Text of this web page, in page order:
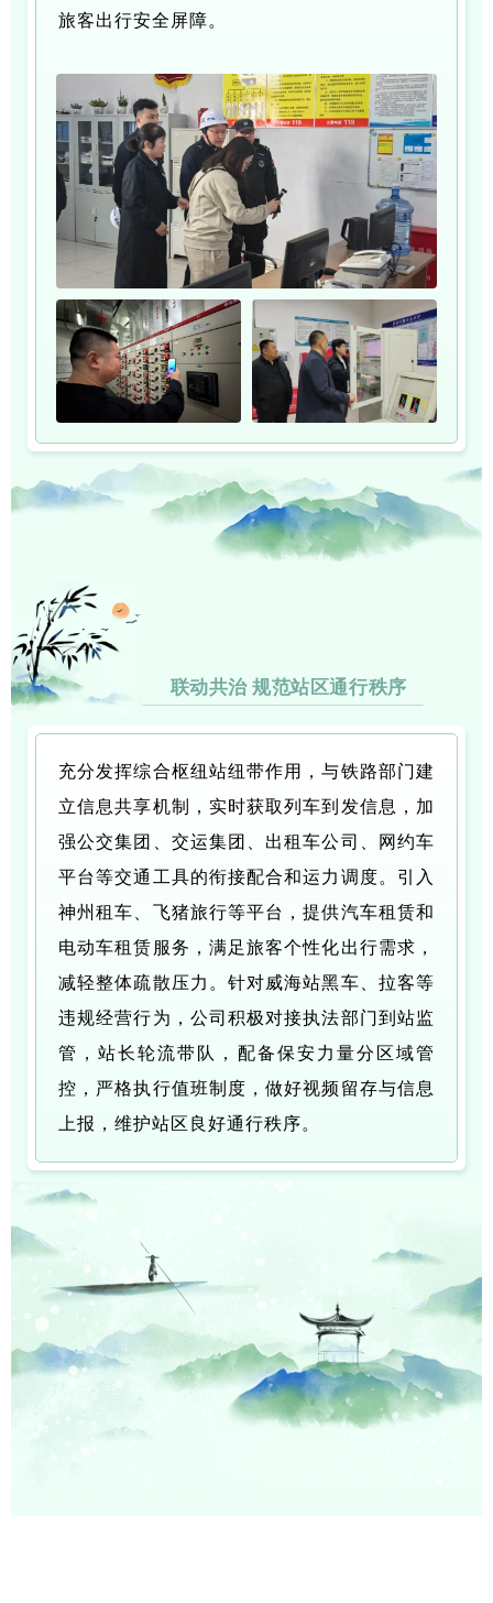
旅客出行安全屏障。
联动共治 规范站区通行秩序
充分发挥综合枢纽站纽带作用，与铁路部门建
立信息共享机制，实时获取列车到发信息，加
强公交集团、交运集团、出租车公司、网约车
平台等交通工具的衔接配合和运力调度。引入
神州租车、飞猪旅行等平台，提供汽车租赁和
电动车租赁服务，满足旅客个性化出行需求，
减轻整体疏散压力。针对威海站黑车、拉客等
违规经营行为，公司积极对接执法部门到站监
管，站长轮流带队，配备保安力量分区域管
控，严格执行值班制度，做好视频留存与信息
上报，维护站区良好通行秩序。